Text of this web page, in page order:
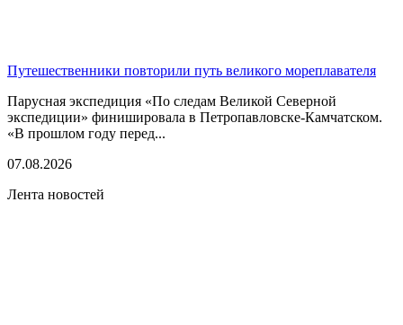
Путешественники повторили путь великого мореплавателя
Парусная экспедиция «По следам Великой Северной
экспедиции» финишировала в Петропавловске-Камчатском.
«В прошлом году перед...
07.08.2026
Лента новостей